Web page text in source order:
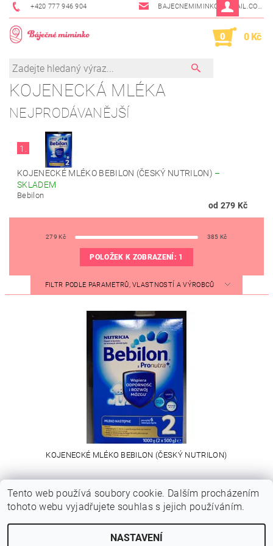
+420 777 946 904 BAJECNEMIMINKO@GMAIL.COM
0 0 Kč
KOJENECKÁ MLÉKA
NEJPRODÁVANĚJŠÍ
1.
KOJENECKÉ MLÉKO BEBILON (ČESKÝ NUTRILON) –
SKLADEM
Bebilon
od 279 Kč
279 Kč 385 Kč
POLOŽEK K ZOBRAZENÍ: 1
FILTR PODLE PARAMETRŮ, VLASTNOSTÍ A VÝROBCŮ
KOJENECKÉ MLÉKO BEBILON (ČESKÝ NUTRILON)
od279 Kč
bajecnemiminko.cz
Tento web používá soubory cookie. Dalším procházením
tohoto webu vyjadřujete souhlas s jejich používáním.
NASTAVENÍ